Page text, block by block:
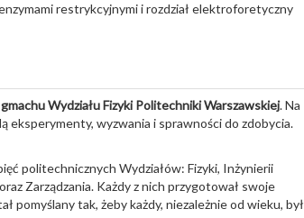
restrykcyjnymi i rozdział elektroforetyczny
Wydziału Fizyki Politechniki Warszawskiej. Na
eksperymenty, wyzwania i sprawności do zdobycia.
politechnicznych Wydziałów: Fizyki, Inżynierii
Zarządzania. Każdy z nich przygotował swoje
pomyślany tak, żeby każdy, niezależnie od wieku, był